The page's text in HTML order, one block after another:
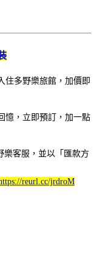
住多野樂旅館，加價即
憶，立即預訂，加一點
樂客服，並以「匯款方
reurl.cc/jrdroM